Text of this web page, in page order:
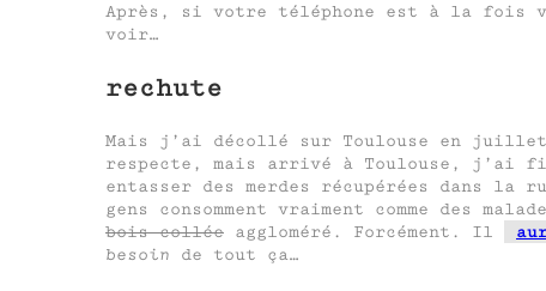
Après, si votre téléphone est à la fois
voir…
rechute
Mais j’ai décollé sur Toulouse en
respecte, mais arrivé à Toulouse, j’ai
entasser des merdes récupérées dans
gens consomment vraiment comme des
bois collée aggloméré. Forcément. Il
besoin de tout ça…